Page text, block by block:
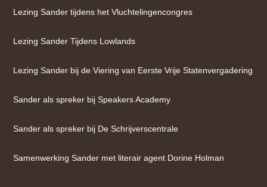
Lezing Sander tijdens het Vluchtelingencongres
Lezing Sander Tijdens Lowlands
Lezing Sander bij de Viering van Eerste Vrije Statenvergadering
Sander als spreker bij Speakers Academy
Sander als spreker bij De Schrijverscentrale
Samenwerking Sander met literair agent Dorine Holman